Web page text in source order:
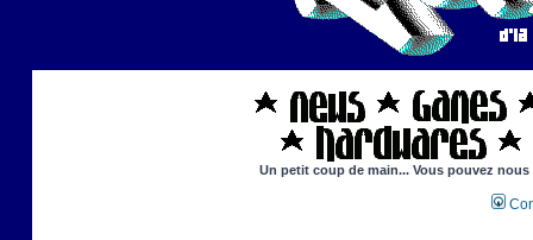
Un petit coup de main... Vous pouvez